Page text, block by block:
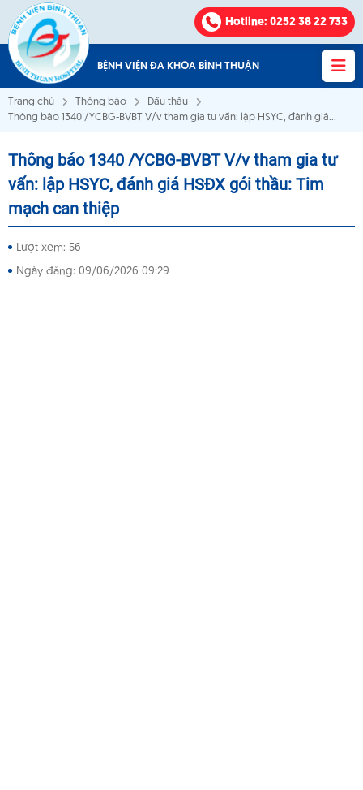
Hotline: 0252 38 22 733
BỆNH VIỆN ĐA KHOA BÌNH THUẬN
Bệnh viện Đa khoa Bình Thuận
Trang chủ Thông báo
Đấu thầu
Thông báo 1340 /YCBG-BVBT V/v tham gia tư vấn: lập HSYC, đánh giá
Thông báo 1340 /YCBG-BVBT V/v tham gia tư
vấn: lập HSYC, đánh giá HSĐX gói thầu: Tim
mạch can thiệp
Lượt xem: 56
Ngày đăng: 09/06/2026 09:29